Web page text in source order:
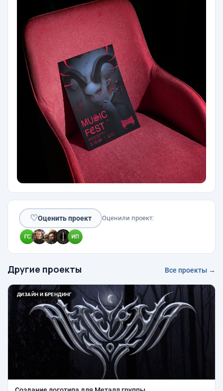
♡Оценить проект Оценили проект:
Другие проекты Все проекты →
ДИЗАЙН И БРЕНДИНГ